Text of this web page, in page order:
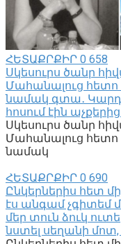
ՀԵՏԱՔՐՔԻՐ 0 658
Սկեսուրս ծանր
Մահանալուց հետո
նամակ գտա․
հոսում էին
Սկեսուրս ծանր
Մահանալուց հետո
նամակ
ՀԵՏԱՔՐՔԻՐ 0 690
Ընկերներիս հետ
էս անգամ չգիտեմ
մեր տուն ձուկ
նստել սեղանի մոտ,